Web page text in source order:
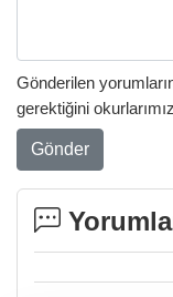
Gönderilen
gerektiğini
Gönder